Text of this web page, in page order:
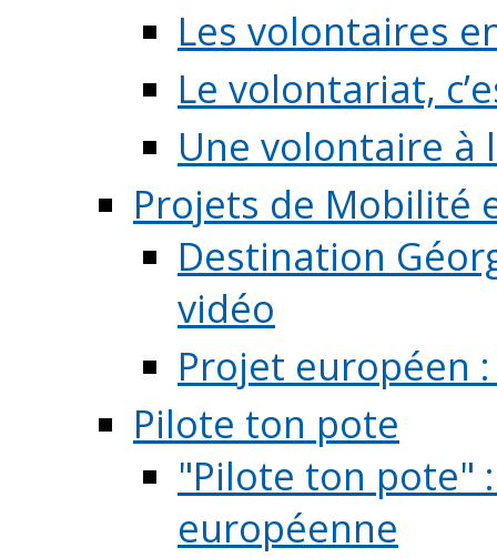
Les volontaires
Le volontariat,
Une volontaire à
Projets de Mobilité
Destination
vidéo
Projet européen
Pilote ton pote
"Pilote ton pote"
européenne